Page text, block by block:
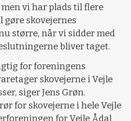
vi har plads til flere
gøre skovejernes
større, når vi sidder med
bliver taget.
for foreningens
skovejerne i Vejle
siger Jens Grøn.
for skovejerne i hele Vejle
for Vejle Ådal